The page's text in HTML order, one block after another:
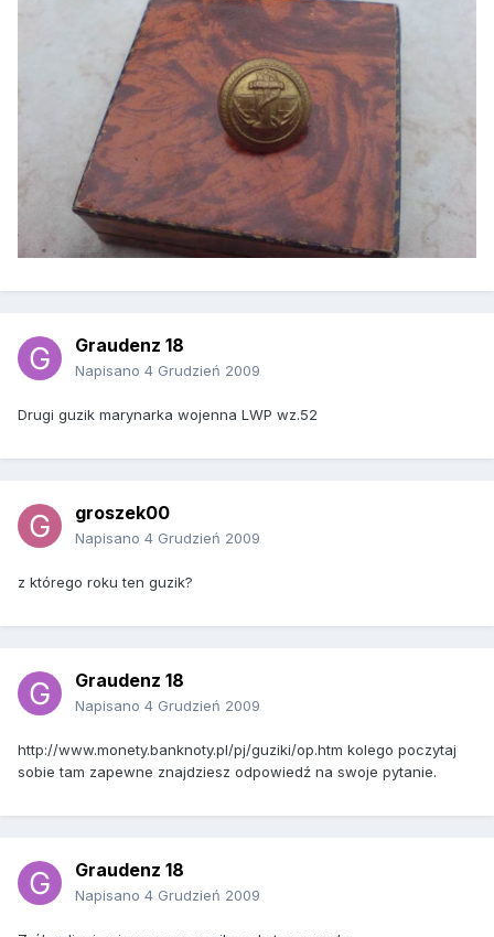
Graudenz 18
Napisano 4 Grudzień 2009
Drugi guzik marynarka wojenna LWP wz.52
groszek00
Napisano 4 Grudzień 2009
z którego roku ten guzik?
Graudenz 18
Napisano 4 Grudzień 2009
http://www.monety.banknoty.pl/pj/guziki/op.htm kolego poczytaj
sobie tam zapewne znajdziesz odpowiedź na swoje pytanie.
Graudenz 18
Napisano 4 Grudzień 2009